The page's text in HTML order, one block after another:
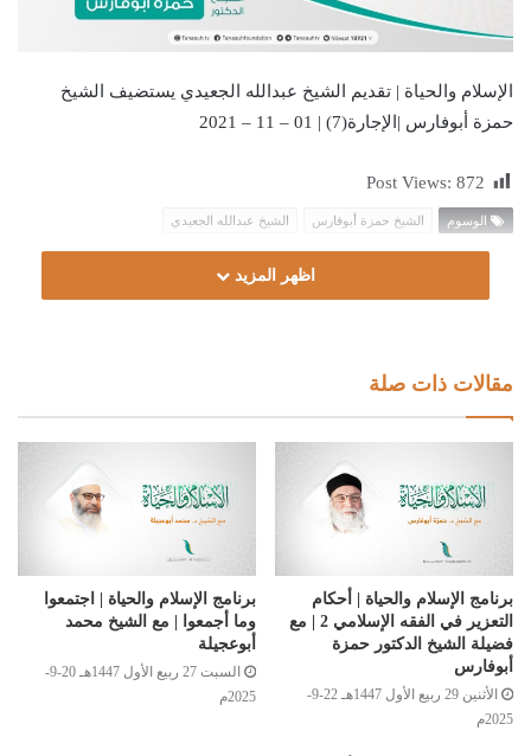
الإسلام والحياة | تقديم الشيخ عبدالله الجعيدي يستضيف الشيخ
حمزة أبوفارس |الإجارة(7) | 01 – 11 – 2021
Post Views: 872
الوسوم الشيخ حمزة أبوفارس الشيخ عبدالله الجعيدي
اظهر المزيد
مقالات ذات صلة
برنامج الإسلام والحياة | أحكام
التعزير في الفقه الإسلامي 2 | مع
فضيلة الشيخ الدكتور حمزة
أبوفارس
الأثنين 29 ربيع الأول 1447هـ 22-9-
2025م
برنامج الإسلام والحياة | اجتمعوا
وما أجمعوا | مع الشيخ محمد
أبوعجيلة
السبت 27 ربيع الأول 1447هـ 20-9-
2025م